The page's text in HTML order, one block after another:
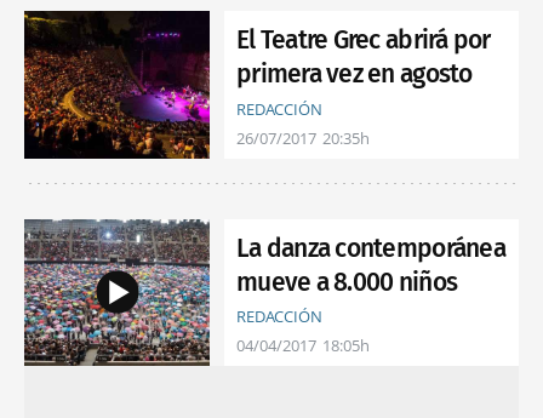
El Teatre Grec abrirá por
primera vez en agosto
REDACCIÓN
26/07/2017 20:35h
La danza contemporánea
mueve a 8.000 niños
REDACCIÓN
04/04/2017 18:05h